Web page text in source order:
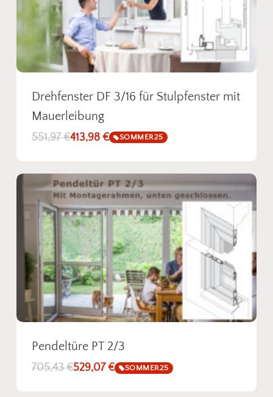
Fotos senden
Drehfenster DF 3/16 für Stulpfenster mit
Mauerleibung
551,97€413,98 € SOMMER25
Pendeltüre PT 2/3
705,43€529,07€ SOMMER25